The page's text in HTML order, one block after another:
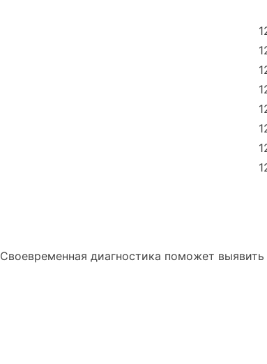
Своевременная диагностика поможет